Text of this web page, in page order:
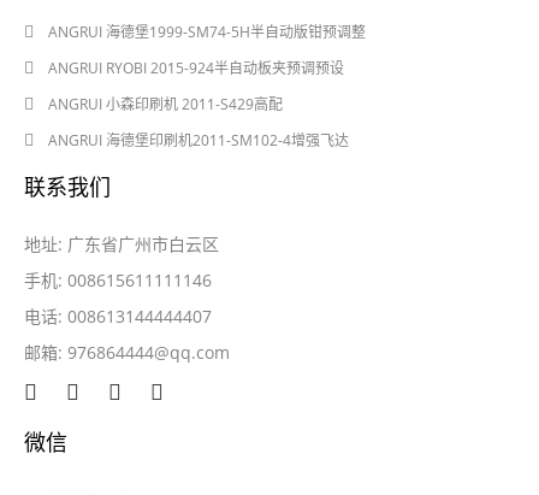
ANGRUI 海德堡1999-SM74-5H半自动版钳预调整
ANGRUI RYOBI 2015-924半自动板夹预调预设
ANGRUI 小森印刷机 2011-S429高配
ANGRUI 海德堡印刷机2011-SM102-4增强飞达
联系我们
地址: 广东省广州市白云区
手机: 008615611111146
电话: 008613144444407
邮箱: 976864444@qq.com
微信